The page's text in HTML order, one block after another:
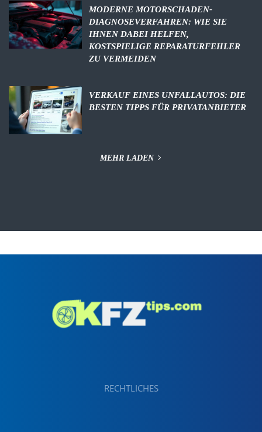
MODERNE MOTORSCHADEN-
DIAGNOSEVERFAHREN: WIE SIE
IHNEN DABEI HELFEN,
KOSTSPIELIGE REPARATURFEHLER
ZU VERMEIDEN
VERKAUF EINES UNFALLAUTOS: DIE
BESTEN TIPPS FÜR PRIVATANBIETER
MEHR LADEN
RECHTLICHES